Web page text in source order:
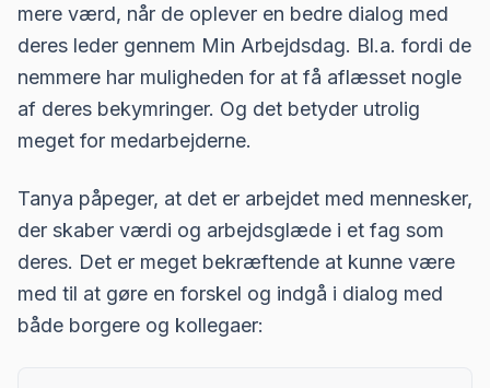
mere værd, når de oplever en bedre dialog med
deres leder gennem Min Arbejdsdag. Bl.a. fordi de
nemmere har muligheden for at få aflæsset nogle
af deres bekymringer. Og det betyder utrolig
meget for medarbejderne.
Tanya påpeger, at det er arbejdet med mennesker,
der skaber værdi og arbejdsglæde i et fag som
deres. Det er meget bekræftende at kunne være
med til at gøre en forskel og indgå i dialog med
både borgere og kollegaer: